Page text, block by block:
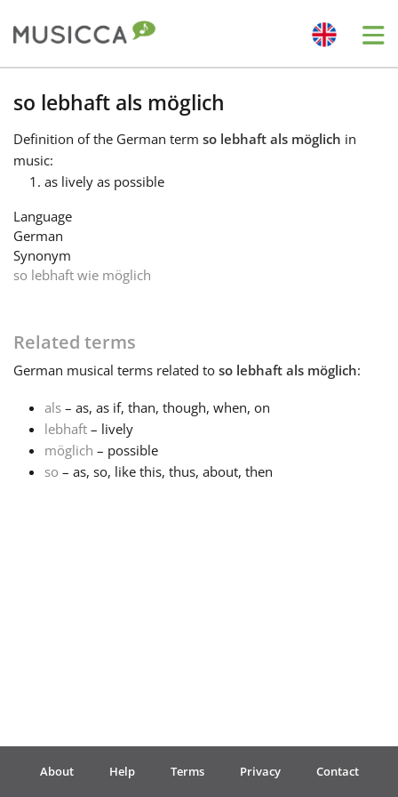
Bahasa Indonesia
Български
Deutsch
Español
Français
Português
so lebhaft als möglich
Definition of the German term so lebhaft als möglich in
music:
as lively as possible
Language
German
Synonym
so lebhaft wie möglich
Related terms
German musical terms related to so lebhaft als möglich:
als – as, as if, than, though, when, on
lebhaft – lively
möglich – possible
so – as, so, like this, thus, about, then
About Help Terms Privacy Contact